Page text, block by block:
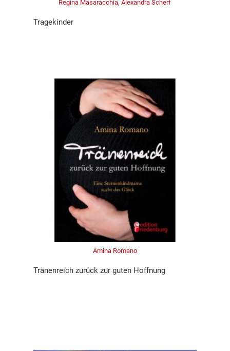
Regina Masaracchia, Alexandra Scherf
Tragekinder
Amina Romano
Tränenreich zurück zur guten Hoffnung